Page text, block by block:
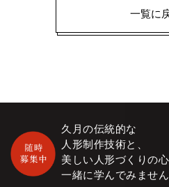
一覧に
久月の伝統的な
人形制作技術と、
美しい人形づくりの
一緒に学んでみません